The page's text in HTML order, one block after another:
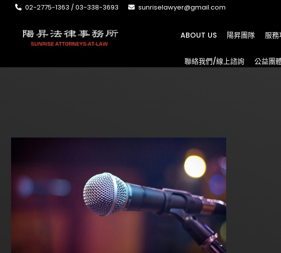
02-2775-1363 / 03-338-3693 sunriselawyer@gmail.com
ABOUT US 陽昇團隊 服務
聯絡我們/線上諮詢 公益團